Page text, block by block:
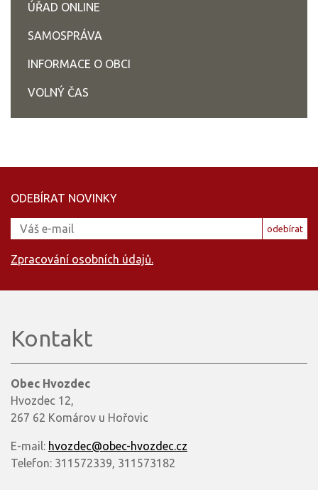
ÚŘAD ONLINE
SAMOSPRÁVA
INFORMACE O OBCI
VOLNÝ ČAS
ODEBÍRAT NOVINKY
odebírat
Zpracování osobních údajů.
Kontakt
Obec Hvozdec
Hvozdec 12,
267 62 Komárov u Hořovic
E-mail: hvozdec@obec-hvozdec.cz
Telefon: 311572339, 311573182